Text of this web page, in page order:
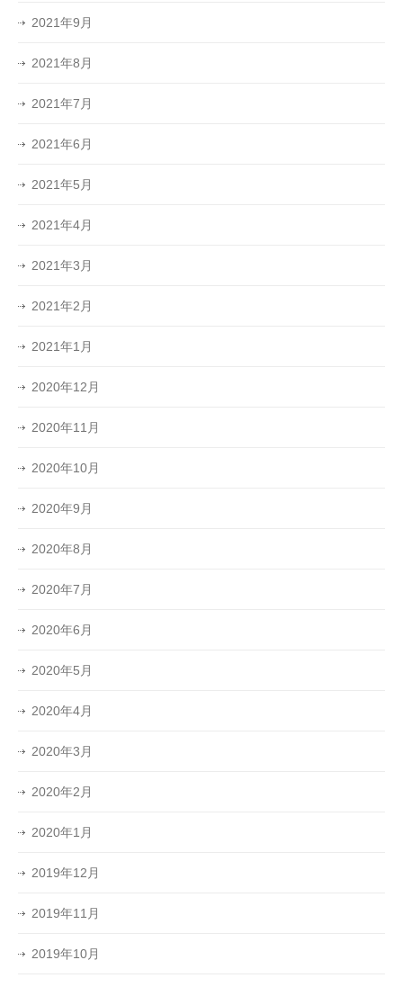
2021年9月
2021年8月
2021年7月
2021年6月
2021年5月
2021年4月
2021年3月
2021年2月
2021年1月
2020年12月
2020年11月
2020年10月
2020年9月
2020年8月
2020年7月
2020年6月
2020年5月
2020年4月
2020年3月
2020年2月
2020年1月
2019年12月
2019年11月
2019年10月